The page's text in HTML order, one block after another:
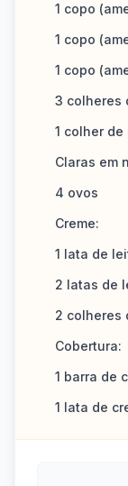
1 copo
1 copo
1 copo
3 colheres
1 colher de
Claras em
4 ovos
Creme:
1 lata de
2 latas de
2 colheres
Cobertura:
1 barra de
1 lata de